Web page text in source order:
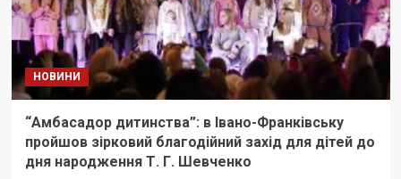
НОВИНИ
“Амбасадор дитинства”: в Івано-Франківську
пройшов зірковий благодійний захід для дітей до
дня народження Т. Г. Шевченко